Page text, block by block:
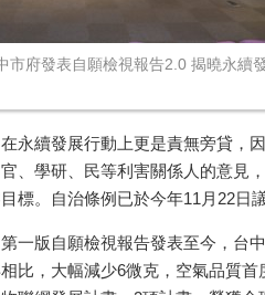
市府發表自願檢視報告2.0 揭曉永續
永續發展行動上更是責無旁貸，
、學研、民等利害關係人的意見
標。自治條例已於今年11月22日
一版自願檢視報告發表至今，台
比，大幅減少6微克，空氣品質